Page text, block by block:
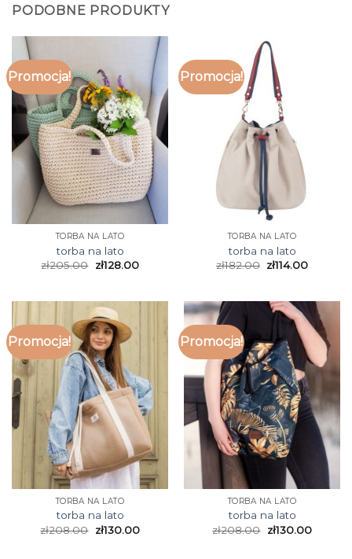
PODOBNE PRODUKTY
Promocja!
TORBA NA LATO
torba na lato
zł205.00 zł128.00
Promocja!
TORBA NA LATO
torba na lato
zł182.00 zł114.00
Promocja!
TORBA NA LATO
torba na lato
zł208.00 zł130.00
Promocja!
TORBA NA LATO
torba na lato
zł208.00 zł130.00